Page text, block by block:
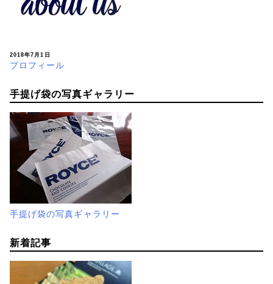
2018年7月1日
プロフィール
手提げ袋の写真ギャラリー
手提げ袋の写真ギャラリー
新着記事